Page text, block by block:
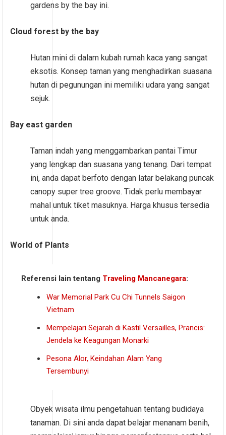
gardens by the bay ini.
Cloud forest by the bay
Hutan mini di dalam kubah rumah kaca yang sangat
eksotis. Konsep taman yang menghadirkan suasana
hutan di pegunungan ini memiliki udara yang sangat
sejuk.
Bay east garden
Taman indah yang menggambarkan pantai Timur
yang lengkap dan suasana yang tenang. Dari tempat
ini, anda dapat berfoto dengan latar belakang puncak
canopy super tree groove. Tidak perlu membayar
mahal untuk tiket masuknya. Harga khusus tersedia
untuk anda.
World of Plants
Referensi lain tentang Traveling Mancanegara:
War Memorial Park Cu Chi Tunnels Saigon
Vietnam
Mempelajari Sejarah di Kastil Versailles, Prancis:
Jendela ke Keagungan Monarki
Pesona Alor, Keindahan Alam Yang
Tersembunyi
Obyek wisata ilmu pengetahuan tentang budidaya
tanaman. Di sini anda dapat belajar menanam benih,